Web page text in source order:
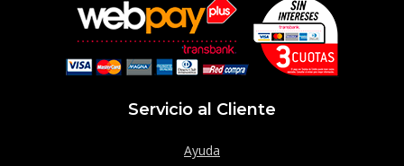
Servicio al Cliente
Ayuda